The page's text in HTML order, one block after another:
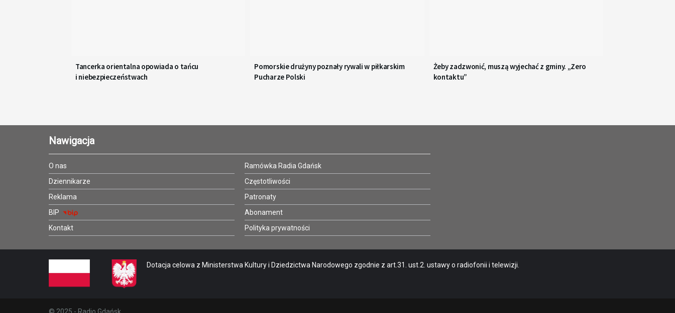
Tancerka orientalna opowiada o tańcu
i niebezpieczeństwach
Pomorskie drużyny poznały rywali w piłkarskim
Pucharze Polski
Żeby zadzwonić, muszą wyjechać z gminy. „Zero
kontaktu”
Nawigacja
O nas
Dziennikarze
Reklama
BIP
Kontakt
Ramówka Radia Gdańsk
Częstotliwości
Patronaty
Abonament
Polityka prywatności
Dotacja celowa z Ministerstwa Kultury i Dziedzictwa Narodowego zgodnie z art.31. ust.2. ustawy o radiofonii i telewizji.